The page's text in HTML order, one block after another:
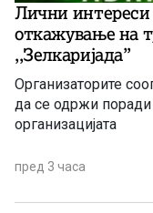
Лични
откажување на
,,Зелкаријада”
Организаторите
да се одржи
организацијата
пред 3 часа